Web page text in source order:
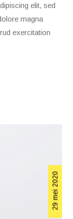
elit, sed
magna
exercitation
29 mei 2020